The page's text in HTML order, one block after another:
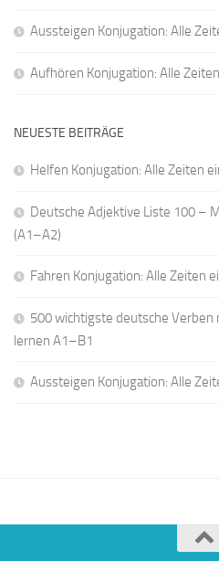
Aussteigen Konjugation: Alle
Aufhören Konjugation: Alle
NEUESTE BEITRÄGE
Helfen Konjugation: Alle Zeiten
Deutsche Adjektive Liste 100 –
(A1–A2)
Fahren Konjugation: Alle Zeiten
500 wichtigste deutsche Verben
lernen A1–B1
Aussteigen Konjugation: Alle